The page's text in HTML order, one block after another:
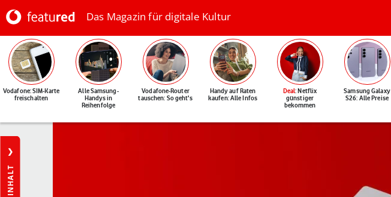
Das Magazin für digitale Kultur
Vodafone: SIM-Karte
freischalten
Alle Samsung-
Handys in
Reihenfolge
Vodafone-Router
tauschen: So geht's
Handy auf Raten
kaufen: Alle Infos
Deal: Netflix
günstiger
bekommen
Samsung Galaxy
S26: Alle Preise
INHALT